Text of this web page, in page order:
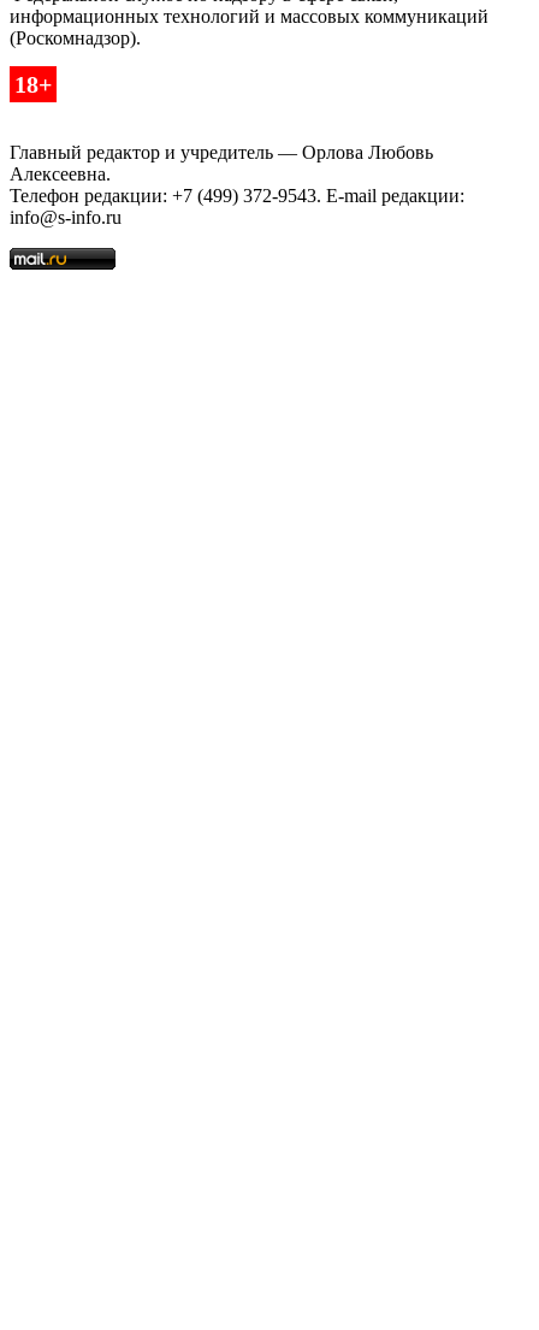
информационных технологий и массовых коммуникаций
(Роскомнадзор).
18+
Главный редактор и учредитель — Орлова Любовь
Алексеевна.
Телефон редакции: +7 (499) 372-9543. E-mail редакции:
info@s-info.ru